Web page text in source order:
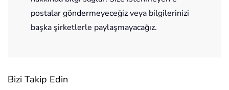
postalar göndermeyeceğiz veya bilgilerinizi
başka şirketlerle paylaşmayacağız.
Bizi Takip Edin